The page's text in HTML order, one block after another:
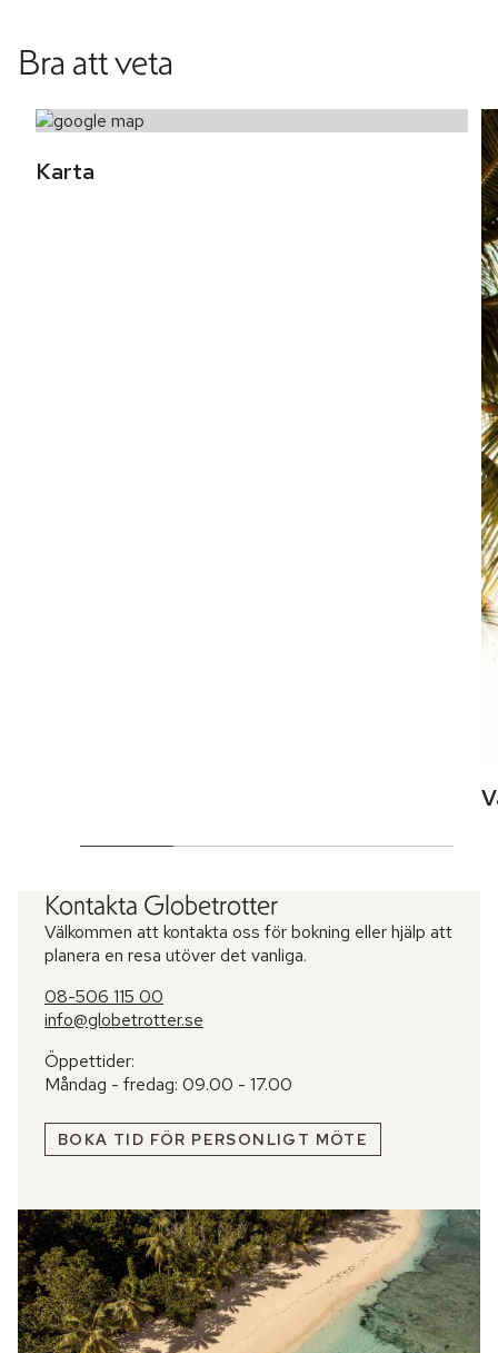
Bra att veta
Kontakta Globetrotter
Välkommen att kontakta oss för bokning eller hjälp att
planera en resa utöver det vanliga.
08-506 115 00
info@globetrotter.se
Öppettider:
Måndag - fredag: 09.00 - 17.00
BOKA TID FÖR PERSONLIGT MÖTE